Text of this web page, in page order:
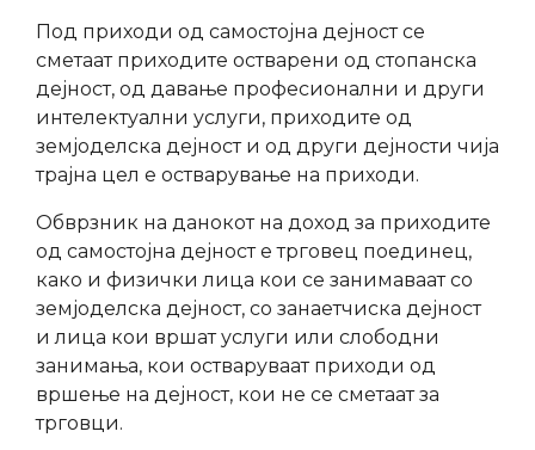
Под приходи од самостојна дејност се
сметаат приходите остварени од стопанска
дејност, од давање професионални и други
интелектуални услуги, приходите од
земјоделска дејност и од други дејности чија
трајна цел е остварување на приходи.
Обврзник на данокот на доход за приходите
од самостојна дејност е трговец поединец,
како и физички лица кои се занимаваат со
земјоделска дејност, со занаетчиска дејност
и лица кои вршат услуги или слободни
занимања, кои остваруваат приходи од
вршење на дејност, кои не се сметаат за
трговци.